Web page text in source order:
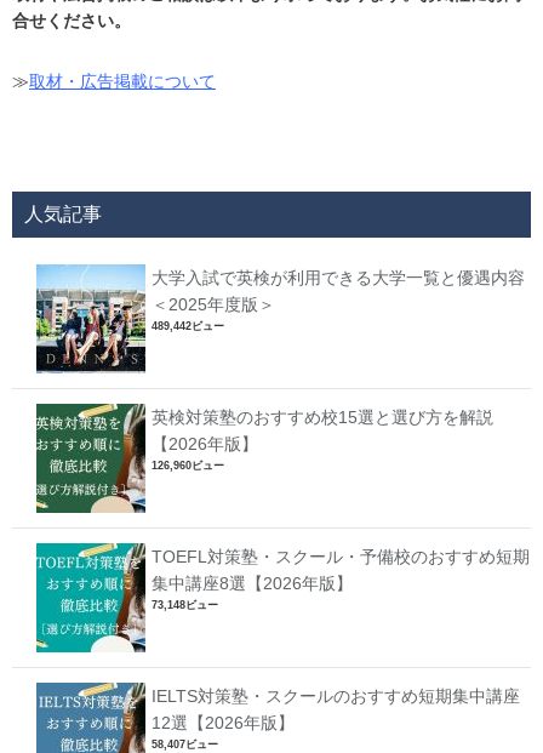
合せください。
≫取材・広告掲載について
人気記事
大学入試で英検が利用できる大学一覧と優遇内容
＜2025年度版＞
489,442ビュー
英検対策塾のおすすめ校15選と選び方を解説
【2026年版】
126,960ビュー
TOEFL対策塾・スクール・予備校のおすすめ短期
集中講座8選【2026年版】
73,148ビュー
IELTS対策塾・スクールのおすすめ短期集中講座
12選【2026年版】
58,407ビュー